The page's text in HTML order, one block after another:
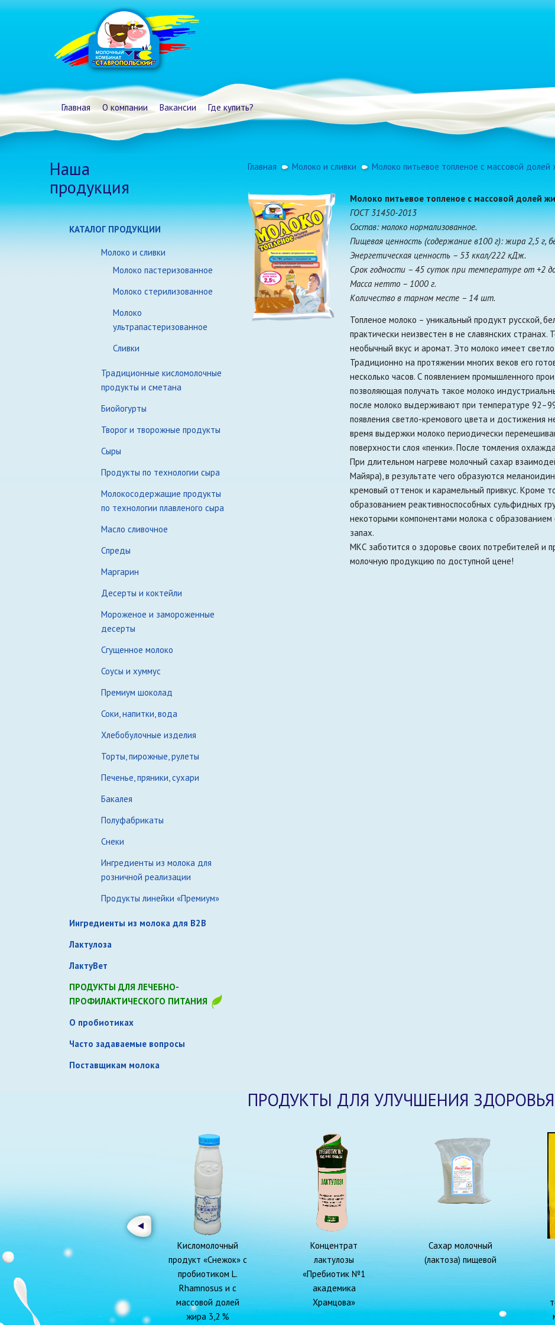
Главная О компании Вакансии Где купить?
Наша
продукция
КАТАЛОГ ПРОДУКЦИИ
Молоко и сливки
Молоко пастеризованное
Молоко стерилизованное
Молоко
ультрапастеризованное
Сливки
Традиционные кисломолочные
продукты и сметана
Биойогурты
Творог и творожные продукты
Сыры
Продукты по технологии сыра
Молокосодержащие продукты
по технологии плавленого сыра
Масло сливочное
Спреды
Маргарин
Десерты и коктейли
Мороженое и замороженные
десерты
Сгущенное молоко
Соусы и хуммус
Премиум шоколад
Соки, напитки, вода
Хлебобулочные изделия
Торты, пирожные, рулеты
Печенье, пряники, сухари
Бакалея
Полуфабрикаты
Снеки
Ингредиенты из молока для
розничной реализации
Продукты линейки «Премиум»
Ингредиенты из молока для B2B
Лактулоза
ЛактуВет
ПРОДУКТЫ ДЛЯ ЛЕЧЕБНО-
ПРОФИЛАКТИЧЕСКОГО ПИТАНИЯ
О пробиотиках
Часто задаваемые вопросы
Поставщикам молока
Главная Молоко и сливки Молоко питьевое топленое с массовой долей
Молоко питьевое топленое с массовой долей
ГОСТ 31450-2013
Состав: молоко нормализованное.
Пищевая ценность (содержание в100 г): жира 2,5 г,
Энергетическая ценность – 53 ккал/222 кДж.
Срок годности – 45 суток при температуре от +2
Масса нетто – 1000 г.
Количество в тарном месте – 14 шт.
Топленое молоко – уникальный продукт русской,
практически неизвестен в не славянских странах.
необычный вкус и аромат. Это молоко имеет
Традиционно на протяжении многих веков его
несколько часов. С появлением промышленного
позволяющая получать такое молоко
после молоко выдерживают при температуре
появления светло-кремового цвета и достижения
время выдержки молоко периодически
поверхности слоя «пенки». После томления
При длительном нагреве молочный сахар
Майяра), в результате чего образуются
кремовый оттенок и карамельный привкус. Кроме
образованием реактивноспособных сульфидных
некоторыми компонентами молока с
запах.
МКС заботится о здоровье своих потребителей и
молочную продукцию по доступной цене!
ПРОДУКТЫ ДЛЯ УЛУЧШЕНИЯ ЗДОРОВЬЯ
Кисломолочный
продукт «Снежок» с
пробиотиком L.
Rhamnosus и с
массовой долей
жира 3,2 %
Концентрат
лактулозы
«Пребиотик №1
академика
Храмцова»
Сахар молочный
(лактоза) пищевой